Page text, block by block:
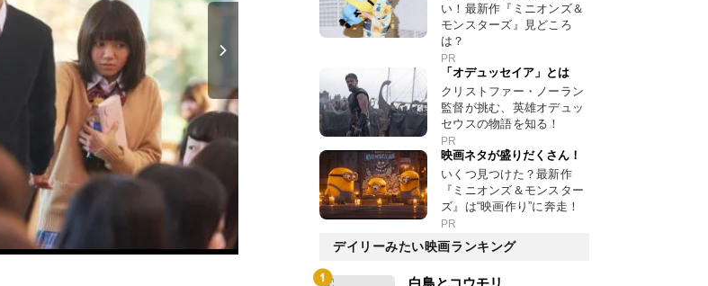
い！最新作『ミニオンズ＆
モンスターズ』見どころ
は？
PR
「オデュッセイア」とは
クリストファー・ノーラン
監督が挑む、英雄オデュッ
セウスの物語を知る！
PR
映画ネタが盛りだくさん！
いくつ見つけた？最新作
『ミニオンズ＆モンスター
ズ』は“映画作り”に奔走！
PR
デイリーみたい映画ランキング
白鳥とコウモリ